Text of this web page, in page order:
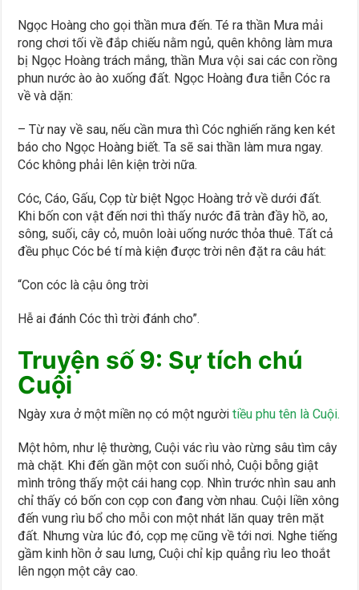
Ngọc Hoàng cho gọi thần mưa đến. Té ra thần Mưa mải
rong chơi tối về đắp chiếu nằm ngủ, quên không làm mưa
bị Ngọc Hoàng trách mắng, thần Mưa vội sai các con rồng
phun nước ào ào xuống đất. Ngọc Hoàng đưa tiễn Cóc ra
về và dặn:
– Từ nay về sau, nếu cần mưa thì Cóc nghiến răng ken két
báo cho Ngọc Hoàng biết. Ta sẽ sai thần làm mưa ngay.
Cóc không phải lên kiện trời nữa.
Cóc, Cáo, Gấu, Cọp từ biệt Ngọc Hoàng trở về dưới đất.
Khi bốn con vật đến nơi thì thấy nước đã tràn đầy hồ, ao,
sông, suối, cây cỏ, muôn loài uống nước thỏa thuê. Tất cả
đều phục Cóc bé tí mà kiện được trời nên đặt ra câu hát:
“Con cóc là cậu ông trời
Hễ ai đánh Cóc thì trời đánh cho”.
Truyện số 9: Sự tích chú
Cuội
Ngày xưa ở một miền nọ có một người tiều phu tên là Cuội.
Một hôm, như lệ thường, Cuội vác rìu vào rừng sâu tìm cây
mà chặt. Khi đến gần một con suối nhỏ, Cuội bỗng giật
mình trông thấy một cái hang cọp. Nhìn trước nhìn sau anh
chỉ thấy có bốn con cọp con đang vờn nhau. Cuội liền xông
đến vung rìu bổ cho mỗi con một nhát lăn quay trên mặt
đất. Nhưng vừa lúc đó, cọp mẹ cũng về tới nơi. Nghe tiếng
gầm kinh hồn ở sau lưng, Cuội chỉ kịp quẳng rìu leo thoắt
lên ngọn một cây cao.